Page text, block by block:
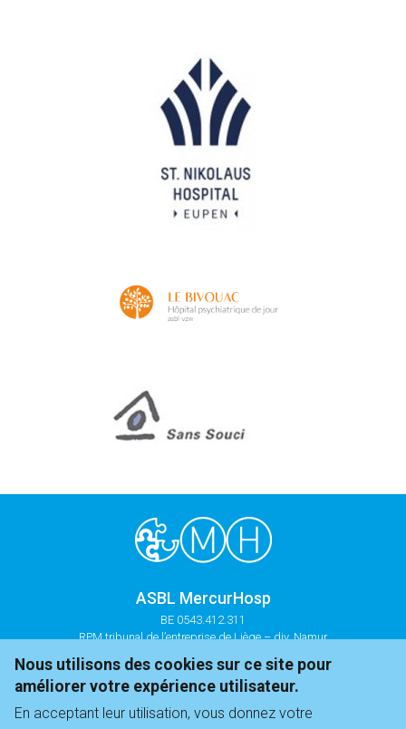
ASBL MercurHosp
BE 0543.412.311
RPM tribunal de l’entreprise de Liège – div. Namur
+32 81 35 44 21
infos@mercurhosp.be
Nous utilisons des cookies sur ce site pour
améliorer votre expérience utilisateur.
En acceptant leur utilisation, vous donnez votre